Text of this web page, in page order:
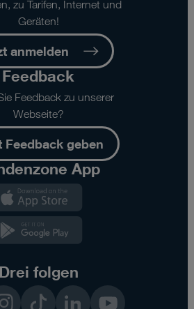
zu Tarifen, Internet und
Geräten!
anmelden
Feedback
Feedback zu unserer
Webseite?
Feedback geben
App
Drei folgen
YouTube